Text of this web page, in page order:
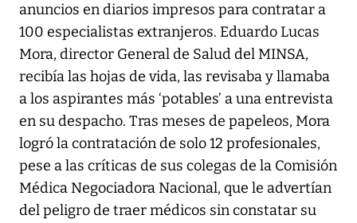
anuncios en diarios impresos para contratar a
100 especialistas extranjeros. Eduardo Lucas
Mora, director General de Salud del MINSA,
recibía las hojas de vida, las revisaba y llamaba
a los aspirantes más ‘potables’ a una entrevista
en su despacho. Tras meses de papeleos, Mora
logró la contratación de solo 12 profesionales,
pese a las críticas de sus colegas de la Comisión
Médica Negociadora Nacional, que le advertían
del peligro de traer médicos sin constatar su